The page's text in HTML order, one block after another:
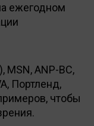
ежегодном
ANP-BC,
Портленд,
чтобы